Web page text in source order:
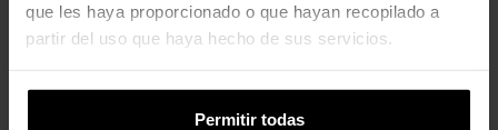
que les haya proporcionado o que hayan recopilado a
partir del uso que haya hecho de sus servicios.
Permitir todas